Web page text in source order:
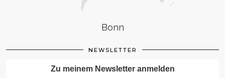
Bonn
NEWSLETTER
Zu meinem Newsletter anmelden